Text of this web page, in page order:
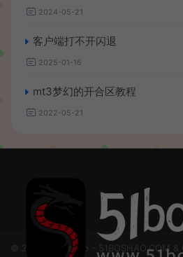
2024-05-21
客户端打不开闪退
2025-01-16
mt3梦幻的开合区教程
2022-05-21
© 2024 51boshao - 51BOSHAO.COM &